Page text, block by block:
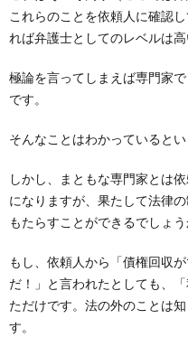
これらのことを依頼人に確認
れば弁護士としてのレベルは
極論を言ってしまえば専門家
です。
そんなことはわかっていると
しかし、まともな専門家とは
になりますが、果たして法律
もたらすことができるでしょう
もし、依頼人から「債権回収
だ！」と言われたとしても、
ただけです。法の外のことは
す。